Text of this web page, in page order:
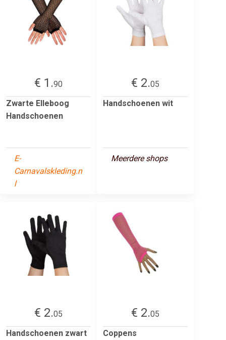
€ 1.90
Zwarte Elleboog
Handschoenen
E-
Carnavalskleding.n
l
€ 2.05
Handschoenen wit
Meerdere shops
€ 2.05
Handschoenen zwart
€ 2.05
Coppens